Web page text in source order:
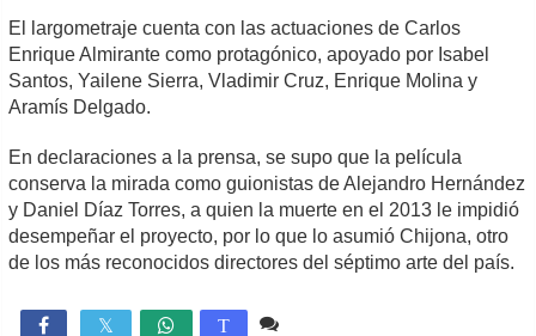
El largometraje cuenta con las actuaciones de Carlos
Enrique Almirante como protagónico, apoyado por Isabel
Santos, Yailene Sierra, Vladimir Cruz, Enrique Molina y
Aramís Delgado.
En declaraciones a la prensa, se supo que la película
conserva la mirada como guionistas de Alejandro Hernández
y Daniel Díaz Torres, a quien la muerte en el 2013 le impidió
desempeñar el proyecto, por lo que lo asumió Chijona, otro
de los más reconocidos directores del séptimo arte del país.
 T